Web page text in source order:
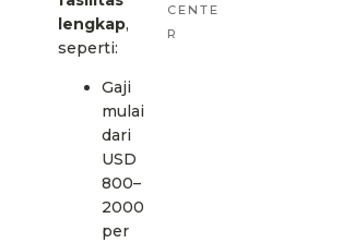
lengkap,
seperti:
Gaji
mulai
dari
USD
800–
2000
per
CENTE
R